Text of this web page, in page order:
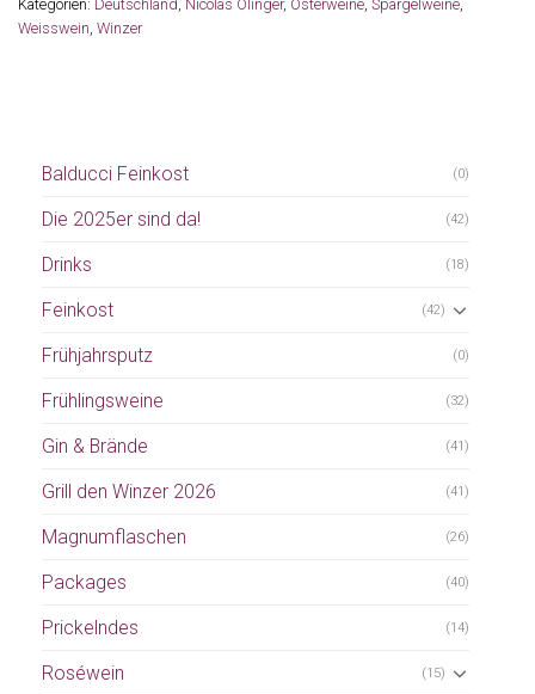
Balducci Feinkost (0)
Die 2025er sind da! (42)
Drinks (18)
Feinkost (42)
Frühjahrsputz (0)
Frühlingsweine (32)
Gin & Brände (41)
Grill den Winzer 2026 (41)
Magnumflaschen (26)
Packages (40)
Prickelndes (14)
Roséwein (15)
Kategorien: Deutschland, Nicolas Olinger, Osterweine, Spargelweine,
Weisswein, Winzer